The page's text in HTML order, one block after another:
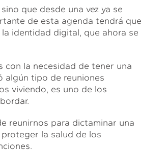
que desde una vez ya se
de esta agenda tendrá que
identidad digital, que ahora se
con la necesidad de tener una
algún tipo de reuniones
viviendo, es uno de los
reunirnos para dictaminar una
la salud de los